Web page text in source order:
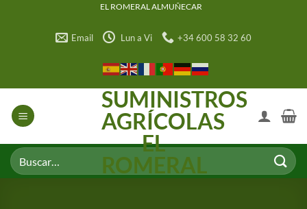
EL ROMERAL ALMUÑECAR
Email Lun a Vi +34 600 58 32 60
SUMINISTROS
AGRÍCOLAS
EL
ROMERAL
Buscar
por: